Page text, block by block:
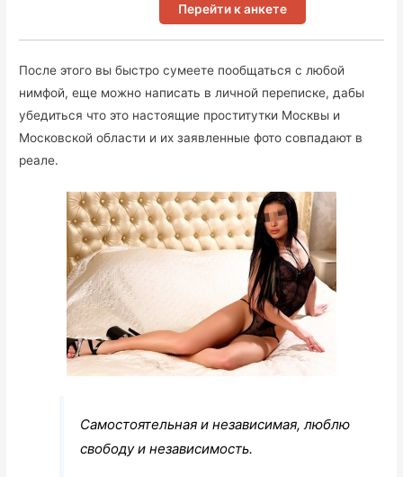
Перейти к анкете
После этого вы быстро сумеете пообщаться с любой
нимфой, еще можно написать в личной переписке, дабы
убедиться что это настоящие проститутки Москвы и
Московской области и их заявленные фото совпадают в
реале.
Самостоятельная и независимая, люблю
свободу и независимость.